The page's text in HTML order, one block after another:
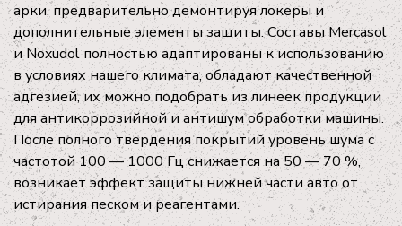
арки, предварительно демонтируя локеры и
дополнительные элементы защиты. Составы Mercasol
и Noxudol полностью адаптированы к использованию
в условиях нашего климата, обладают качественной
адгезией, их можно подобрать из линеек продукции
для антикоррозийной и антишум обработки машины.
После полного твердения покрытий уровень шума с
частотой 100 — 1000 Гц снижается на 50 — 70 %,
возникает эффект защиты нижней части авто от
истирания песком и реагентами.